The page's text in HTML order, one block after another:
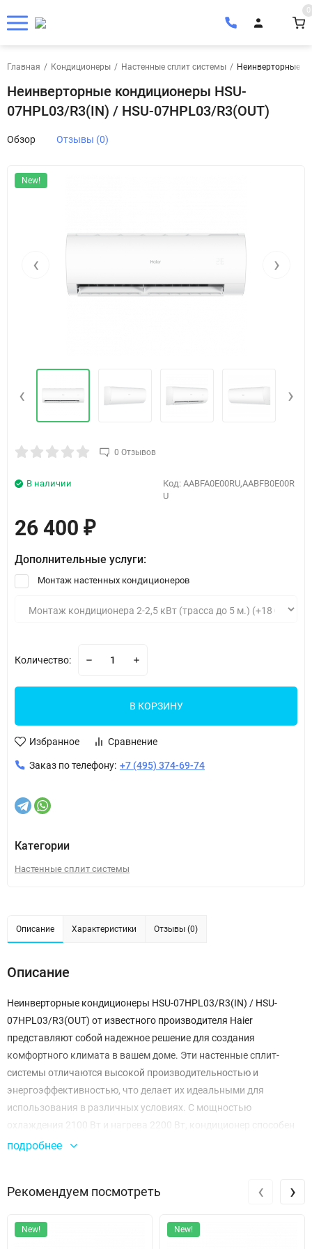
0
Главная / Кондиционеры / Настенные сплит системы / Неинверторные
Неинверторные кондиционеры HSU-
07HPL03/R3(IN) / HSU-07HPL03/R3(OUT)
Обзор Отзывы (0)
New!
‹ ›
‹ ›
0 Отзывов
Код: AABFA0E00RU,AABFB0E00R
U
В наличии
26 400 ₽
Дополнительные услуги:
Монтаж настенных кондиционеров
Количество:
В КОРЗИНУ
Избранное Сравнение
Заказ по телефону: +7 (495) 374-69-74
Категории
Настенные сплит системы
Описание Характеристики Отзывы (0)
Описание
Неинверторные кондиционеры HSU-07HPL03/R3(IN) / HSU-
07HPL03/R3(OUT) от известного производителя Haier
представляют собой надежное решение для создания
комфортного климата в вашем доме. Эти настенные сплит-
системы отличаются высокой производительностью и
энергоэффективностью, что делает их идеальными для
использования в различных условиях. С мощностью
охлаждения 2100 Вт и нагрева 2200 Вт, кондиционер способен
поддерживать оптимальную температуру в диапазоне от 18 до
показателями SCOP/COP 3,63 и SEER/EER 3,22, что позволяет
подробнее
Рекомендуем посмотреть
New! New!
‹ ›